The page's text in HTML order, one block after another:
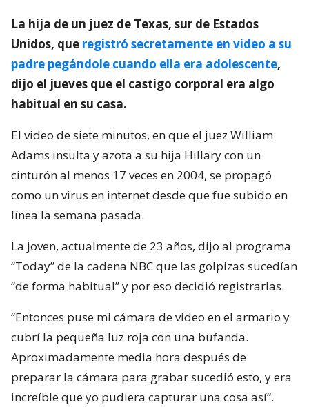
La hija de un juez de Texas, sur de Estados
Unidos, que registró secretamente en video a su
padre pegándole cuando ella era adolescente,
dijo el jueves que el castigo corporal era algo
habitual en su casa.
El video de siete minutos, en que el juez William
Adams insulta y azota a su hija Hillary con un
cinturón al menos 17 veces en 2004, se propagó
como un virus en internet desde que fue subido en
línea la semana pasada.
La joven, actualmente de 23 años, dijo al programa
“Today” de la cadena NBC que las golpizas sucedían
“de forma habitual” y por eso decidió registrarlas.
“Entonces puse mi cámara de video en el armario y
cubrí la pequeña luz roja con una bufanda.
Aproximadamente media hora después de
preparar la cámara para grabar sucedió esto, y era
increíble que yo pudiera capturar una cosa así”.